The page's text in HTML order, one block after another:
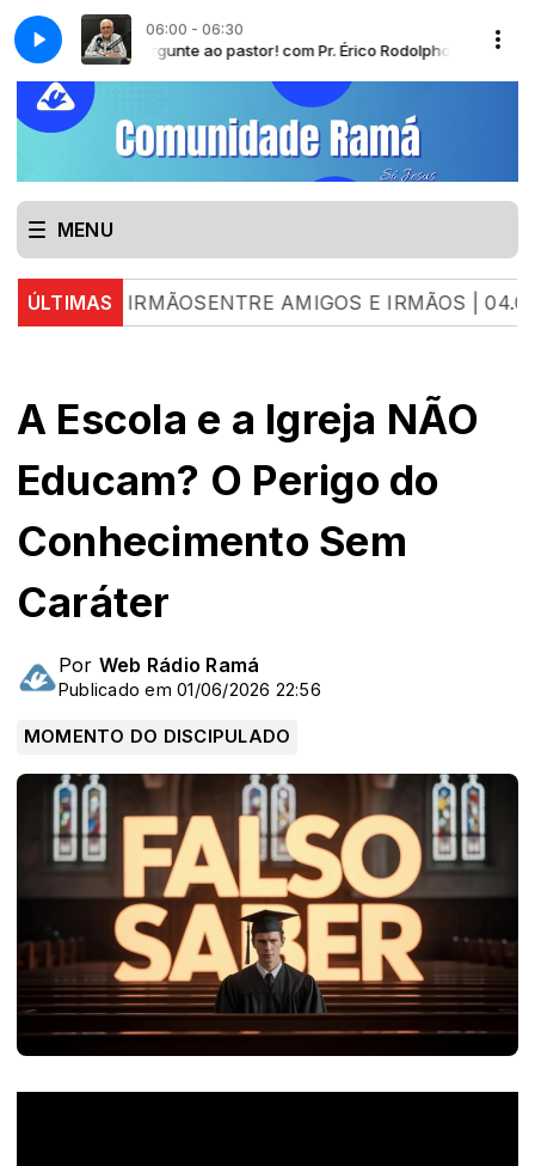
06:00 - 06:30
Pergunte ao pastor! com Pr. Érico Rodolpho
LEITURA BÍBLICA DO CALENDÁRIO - VERSÃO A
MENU
ÚLTIMAS
E IRMÃOSENTRE AMIGOS E IRMÃOS | 04.08.26 |
A Escola e a Igreja NÃO
Educam? O Perigo do
Conhecimento Sem
Caráter
Por Web Rádio Ramá
Publicado em 01/06/2026 22:56
MOMENTO DO DISCIPULADO